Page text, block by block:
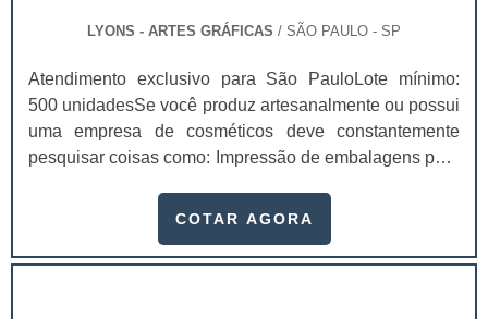
LYONS - ARTES GRÁFICAS / SÃO PAULO - SP
Atendimento exclusivo para São PauloLote mínimo:
500 unidadesSe você produz artesanalmente ou possui
uma empresa de cosméticos deve constantemente
pesquisar coisas como: Impressão de embalagens para
um investimento necessário para quem está no
extremamente competitivo, assim, as embalagens
COTAR AGORA